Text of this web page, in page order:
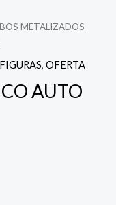
METALIZADOS
, OFERTA
AUTO